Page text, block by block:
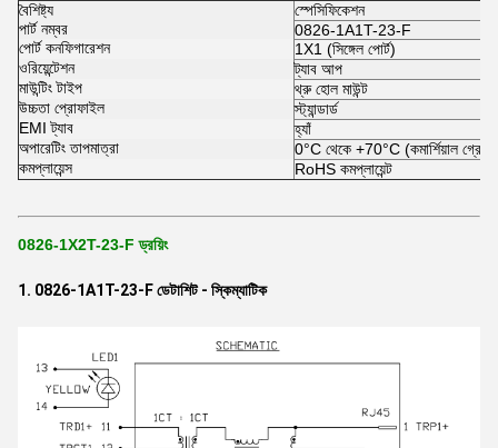
বৈশিষ্ট্য
স্পেসিফিকেশন
পার্ট নম্বর
0826-1A1T-23-F
পোর্ট কনফিগারেশন
1X1 (সিঙ্গেল পোর্ট)
ওরিয়েন্টেশন
ট্যাব আপ
মাউন্টিং টাইপ
থ্রু হোল মাউন্ট
উচ্চতা প্রোফাইল
স্ট্যান্ডার্ড
EMI ট্যাব
হ্যাঁ
অপারেটিং তাপমাত্রা
0°C থেকে +70°C (কমার্শিয়াল গ্রেড)
কমপ্লায়েন্স
RoHS কমপ্লায়েন্ট
0826-1X2T-23-F ড্রয়িং
1. 0826-1A1T-23-F ডেটাশিট - স্কিম্যাটিক